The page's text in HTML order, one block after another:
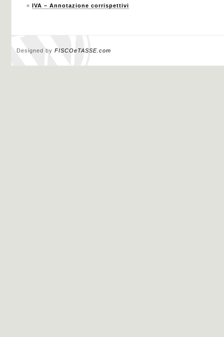
« IVA – Annotazione corrispettivi
Designed by FISCOeTASSE.com